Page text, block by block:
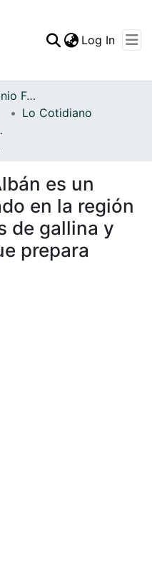
Statistics
Log In
Archivo del Patrimonio Fotográfico y Fílmico del Valle del Cauca
Lo Cotidiano
es un
en la región
de gallina y
prepara